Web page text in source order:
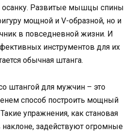
Развитые мышцы спины
мощной и V-образной, но и
в повседневной жизни. И
инструментов для их
обычная штанга.
штангой для мужчин – это
способ построить мощный
упражнения, как становая
наклоне, задействуют огромные